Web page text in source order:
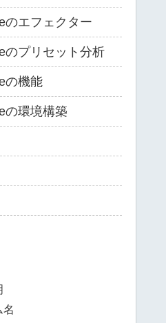
のエフェクター
のプリセット分析
の機能
の環境構築
名